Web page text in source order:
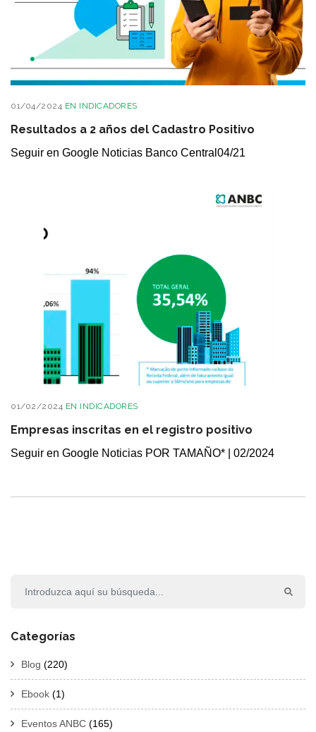
01/04/2024 EN INDICADORES
Resultados a 2 años del Cadastro Positivo
Seguir en Google Noticias Banco Central04/21
01/02/2024 EN INDICADORES
Empresas inscritas en el registro positivo
Seguir en Google Noticias POR TAMAÑO* | 02/2024
Categorías
Blog (220)
Ebook (1)
Eventos ANBC (165)